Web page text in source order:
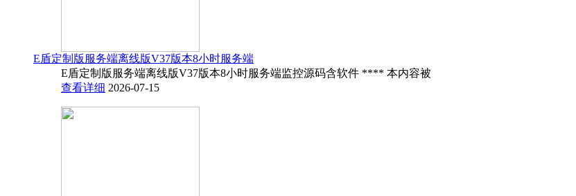
E盾定制版服务端离线版V37版本8小时服务端
E盾定制版服务端离线版V37版本8小时服务端监控源码含软件 **** 本内容被
查看详细 2026-07-15